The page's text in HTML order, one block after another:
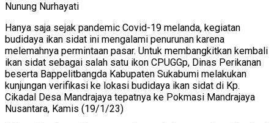
Nunung Nurhayati
Hanya saja sejak pandemic Covid-19 melanda, kegiatan
budidaya ikan sidat ini mengalami penurunan karena
melemahnya permintaan pasar. Untuk membangkitkan kembali
ikan sidat sebagai salah satu ikon CPUGGp, Dinas Perikanan
beserta Bappelitbangda Kabupaten Sukabumi melakukan
kunjungan verifikasi ke lokasi budidaya ikan sidat di Kp.
Cikadal Desa Mandrajaya tepatnya ke Pokmasi Mandrajaya
Nusantara, Kamis (19/1/23)